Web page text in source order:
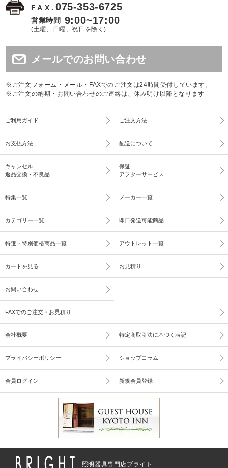
FAX.075-353-6725
営業時間 9:00~17:00
(土曜、日曜、祝日を除く)
メールでのお問い合わせ
※ご注文フォーム・メール・FAXでのご注文は24時間受付しています。
※ご注文の納期・お問い合わせのご連絡は、休み明け以降となります
ご利用ガイド ご注文方法
お支払方法 配送について
キャンセル
返品交換・不良品
保証
アフターサービス
特集一覧 メーカー一覧
カテゴリー一覧 即日発送可能商品
特選・特別価格商品一覧 アウトレット一覧
カートを見る お見積り
お問い合わせ
FAXでのご注文・お見積り
会社概要 特定商取引法に基づく表記
プライバシーポリシー ショップコラム
会員ログイン 新規会員登録
照明器具専門店ブライト